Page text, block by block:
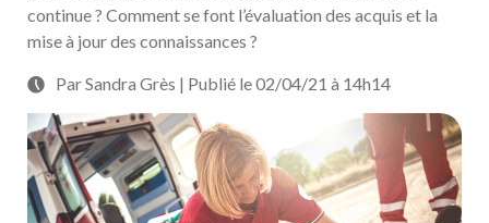
continue ? Comment se font l’évaluation des acquis et la
mise à jour des connaissances ?
Par Sandra Grès | Publié le 02/04/21 à 14h14